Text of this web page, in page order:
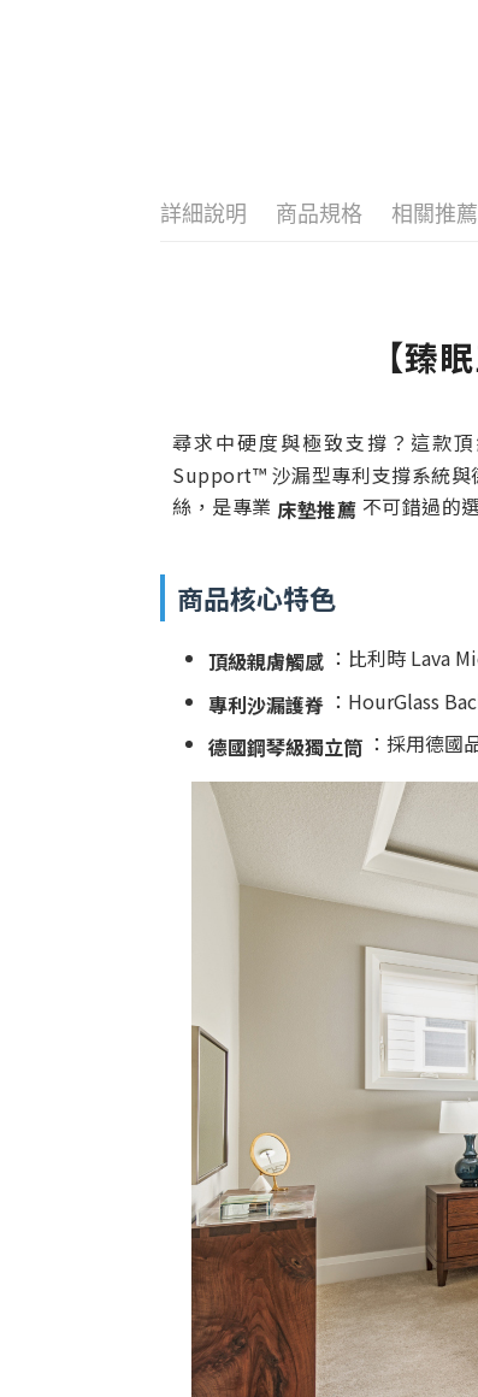
詳細說明 商品規格 相關推薦
【臻
尋求中硬度與極致支撐？這款
Support™ 沙漏型專利支撐系統與
絲，是專業 床墊推薦 不可錯過的
商品核心特色
頂級親膚觸感 ：比利時 Lava
專利沙漏護脊 ：HourGlass
德國鋼琴級獨立筒 ：採用德國